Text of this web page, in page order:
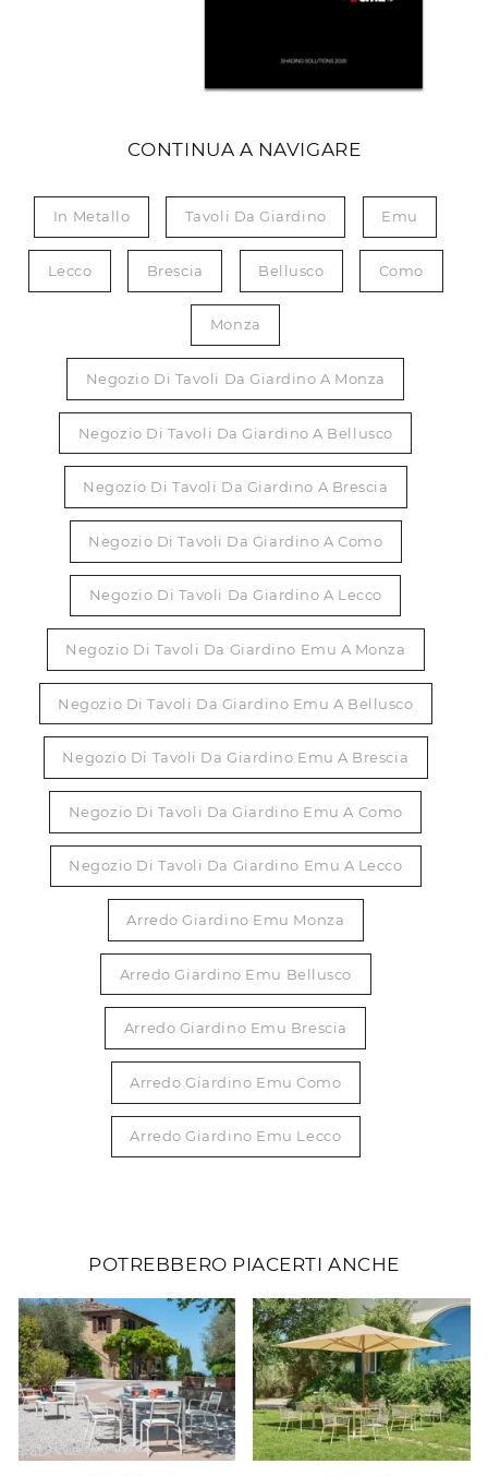
CONTINUA A NAVIGARE
In Metallo Tavoli Da Giardino Emu
Lecco Brescia Bellusco Como
Monza
Negozio Di Tavoli Da Giardino A Monza
Negozio Di Tavoli Da Giardino A Bellusco
Negozio Di Tavoli Da Giardino A Brescia
Negozio Di Tavoli Da Giardino A Como
Negozio Di Tavoli Da Giardino A Lecco
Negozio Di Tavoli Da Giardino Emu A Monza
Negozio Di Tavoli Da Giardino Emu A Bellusco
Negozio Di Tavoli Da Giardino Emu A Brescia
Negozio Di Tavoli Da Giardino Emu A Como
Negozio Di Tavoli Da Giardino Emu A Lecco
Arredo Giardino Emu Monza
Arredo Giardino Emu Bellusco
Arredo Giardino Emu Brescia
Arredo Giardino Emu Como
Arredo Giardino Emu Lecco
POTREBBERO PIACERTI ANCHE